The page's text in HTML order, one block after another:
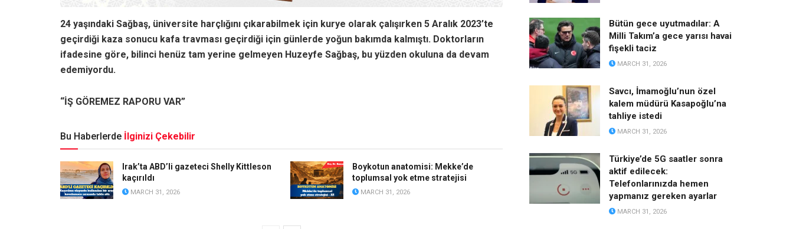
24 yaşındaki Sağbaş, üniversite harçlığını çıkarabilmek için kurye olarak çalışırken 5 Aralık 2023’te
geçirdiği kaza sonucu kafa travması geçirdiği için günlerde yoğun bakımda kalmıştı. Doktorların
ifadesine göre, bilinci henüz tam yerine gelmeyen Huzeyfe Sağbaş, bu yüzden okuluna da devam
edemiyordu.
“İŞ GÖREMEZ RAPORU VAR”
Bu Haberlerde İlginizi Çekebilir
Irak’ta ABD’li gazeteci Shelly Kittleson
kaçırıldı
MARCH 31, 2026
Boykotun anatomisi: Mekke’de
toplumsal yok etme stratejisi
MARCH 31, 2026
Bütün gece uyutmadılar: A
Milli Takım’a gece yarısı havai
fişekli taciz
MARCH 31, 2026
Savcı, İmamoğlu’nun özel
kalem müdürü Kasapoğlu’na
tahliye istedi
MARCH 31, 2026
Türkiye’de 5G saatler sonra
aktif edilecek:
Telefonlarınızda hemen
yapmanız gereken ayarlar
MARCH 31, 2026